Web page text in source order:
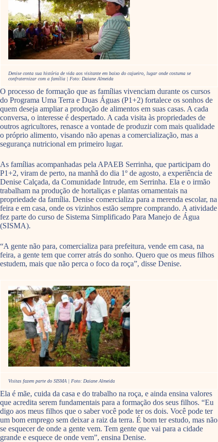
Denise conta sua história de vida aos visitante em baixo do cajueiro, lugar onde costuma se
confraternizar com a família | Foto: Daiane Almeida
O processo de formação que as famílias vivenciam durante os cursos
do Programa Uma Terra e Duas Águas (P1+2) fortalece os sonhos de
quem deseja ampliar a produção de alimentos em suas casas. A cada
conversa, o interesse é despertado. A cada visita às propriedades de
outros agricultores, renasce a vontade de produzir com mais qualidade
o próprio alimento, visando não apenas a comercialização, mas a
segurança nutricional em primeiro lugar.
As famílias acompanhadas pela APAEB Serrinha, que participam do
P1+2, viram de perto, na manhã do dia 1º de agosto, a experiência de
Denise Calçada, da Comunidade Intrude, em Serrinha. Ela e o irmão
trabalham na produção de hortaliças e plantas ornamentais na
propriedade da família. Denise comercializa para a merenda escolar, na
feira e em casa, onde os vizinhos estão sempre comprando. A atividade
fez parte do curso de Sistema Simplificado Para Manejo de Água
(SISMA).
“A gente não para, comercializa para prefeitura, vende em casa, na
feira, a gente tem que correr atrás do sonho. Quero que os meus filhos
estudem, mais que não perca o foco da roça”, disse Denise.
Visitas fazem parte do SISMA | Foto: Daiane Almeida
Ela é mãe, cuida da casa e do trabalho na roça, e ainda ensina valores
que acredita serem fundamentais para a formação dos seus filhos. “Eu
digo aos meus filhos que o saber você pode ter os dois. Você pode ter
um bom emprego sem deixar a raiz da terra. É bom ter estudo, mas não
se esquecer de onde a gente vem. Tem gente que vai para a cidade
grande e esquece de onde vem”, ensina Denise.